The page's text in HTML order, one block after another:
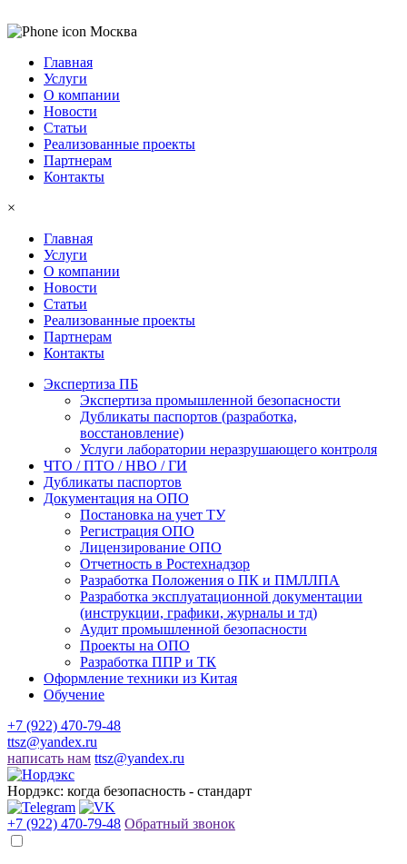
Москва
Главная
Услуги
О компании
Новости
Статьи
Реализованные проекты
Партнерам
Контакты
×
Главная
Услуги
О компании
Новости
Статьи
Реализованные проекты
Партнерам
Контакты
Экспертиза ПБ
Экспертиза промышленной безопасности
Дубликаты паспортов (разработка,
восстановление)
Услуги лаборатории неразрушающего контроля
ЧТО / ПТО / НВО / ГИ
Дубликаты паспортов
Документация на ОПО
Постановка на учет ТУ
Регистрация ОПО
Лицензирование ОПО
Отчетность в Ростехнадзор
Разработка Положения о ПК и ПМЛЛПА
Разработка эксплуатационной документации
(инструкции, графики, журналы и тд)
Аудит промышленной безопасности
Проекты на ОПО
Разработка ППР и ТК
Оформление техники из Китая
Обучение
+7 (922) 470-79-48
ttsz@yandex.ru
написать нам ttsz@yandex.ru
Нордэкс: когда безопасность - стандарт
+7 (922) 470-79-48 Обратный звонок